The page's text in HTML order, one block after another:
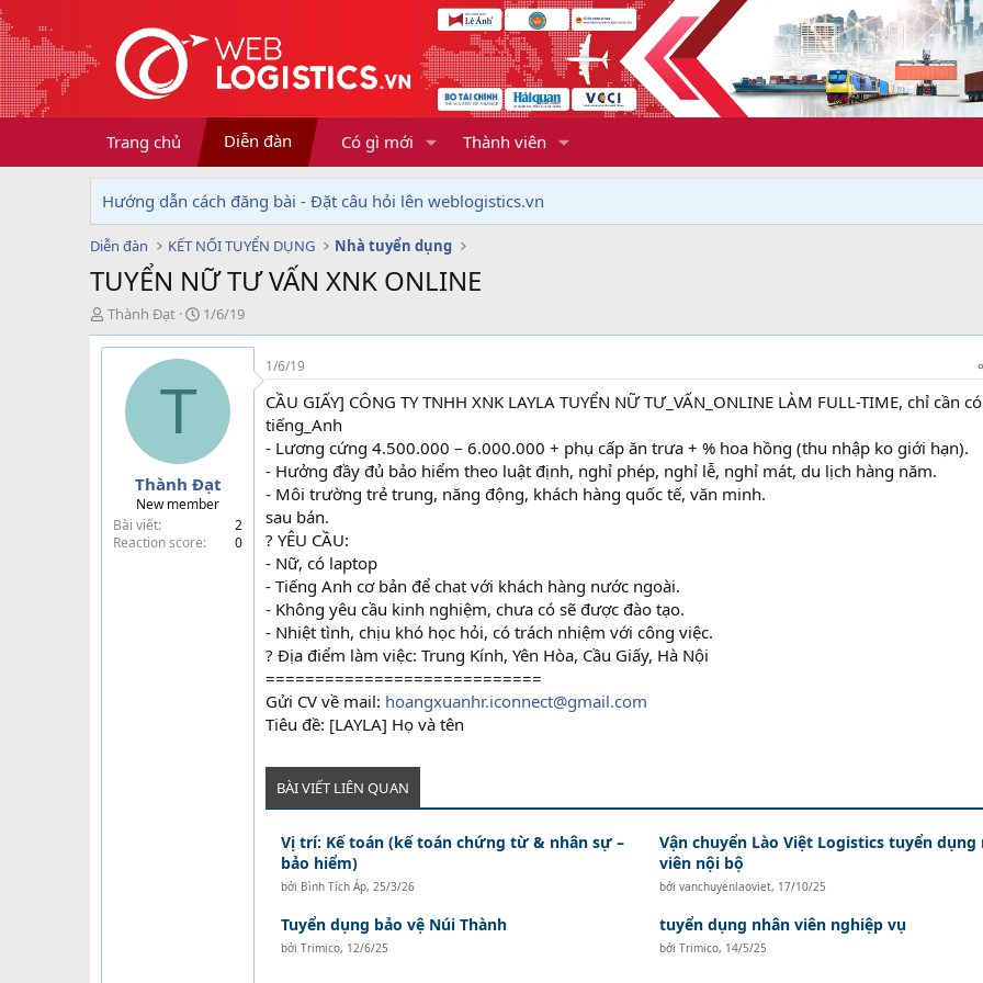
Trang chủ Diễn đàn Có gì mới Thành viên
Hướng dẫn cách đăng bài - Đặt câu hỏi lên weblogistics.vn
Diễn đàn KẾT NỐI TUYỂN DỤNG Nhà tuyển dụng
TUYỂN NỮ TƯ VẤN XNK ONLINE
T
h
r
Thành Đạt
N
g
à
y
1/6/19
T
Thành Đạt
New member
Bài viết
2
Reaction score
0
1/6/19
CẦU GIẤY] CÔNG TY TNHH XNK LAYLA TUYỂN NỮ TƯ_VẤN_ONLINE LÀM FULL-TIME, chỉ cần có
tiếng_Anh
- Lương cứng 4.500.000 – 6.000.000 + phụ cấp ăn trưa + % hoa hồng (thu nhập ko giới hạn).
- Hưởng đầy đủ bảo hiểm theo luật định, nghỉ phép, nghỉ lễ, nghỉ mát, du lịch hàng năm.
- Môi trường trẻ trung, năng động, khách hàng quốc tế, văn minh.
sau bán.
? YÊU CẦU:
- Nữ, có laptop
- Tiếng Anh cơ bản để chat với khách hàng nước ngoài.
- Không yêu cầu kinh nghiệm, chưa có sẽ được đào tạo.
- Nhiệt tình, chịu khó học hỏi, có trách nhiệm với công việc.
? Địa điểm làm việc: Trung Kính, Yên Hòa, Cầu Giấy, Hà Nội
============================
Gửi CV về mail: hoangxuanhr.iconnect@gmail.com
Tiêu đề: [LAYLA] Họ và tên
BÀI VIẾT LIÊN QUAN
Vị trí: Kế toán (kế toán chứng từ & nhân sự –
bảo hiểm)
bởi Bình Tích Áp, 25/3/26
Vận chuyển Lào Việt Logistics tuyển dụng
viên nội bộ
bởi vanchuyenlaoviet, 17/10/25
Tuyển dụng bảo vệ Núi Thành
bởi Trimico, 12/6/25
tuyển dụng nhân viên nghiệp vụ
bởi Trimico, 14/5/25